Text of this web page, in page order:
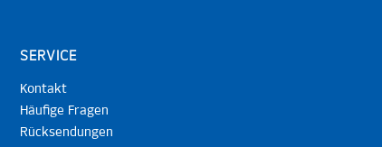
SERVICE
Kontakt
Häufige Fragen
Rücksendungen